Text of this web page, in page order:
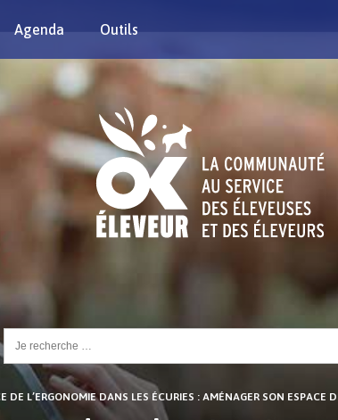
Agenda Outils
Rechercher :
DE L’ERGONOMIE DANS LES ÉCURIES : AMÉNAGER SON ESPACE